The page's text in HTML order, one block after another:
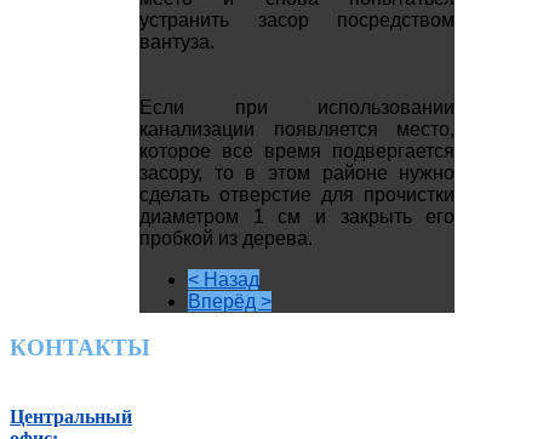
устранить засор посредством
вантуза.
Если при использовании
канализации появляется место,
которое все время подвергается
засору, то в этом районе нужно
сделать отверстие для прочистки
диаметром 1 см и закрыть его
пробкой из дерева.
< Назад
Вперёд >
КОНТАКТЫ
Центральный